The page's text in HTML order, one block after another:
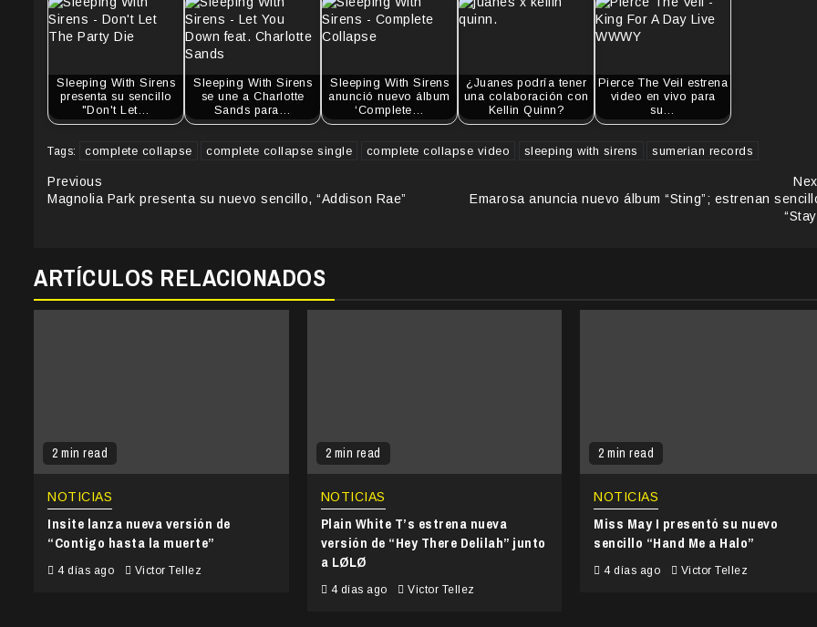
Sleeping With Sirens
presenta su sencillo
"Don't Let…
Sleeping With Sirens
se une a Charlotte
Sands para…
Sleeping With Sirens
anunció nuevo álbum
‘Complete…
¿Juanes podría tener
una colaboración con
Kellin Quinn?
Pierce The Veil estrena
video en vivo para
su…
Tags: complete collapse complete collapse single complete collapse video sleeping with sirens sumerian records
Continue
Reading
Previous
Magnolia Park presenta su nuevo sencillo, “Addison Rae”
Emarosa anuncia nuevo álbum “Sting”; estrenan
ARTÍCULOS RELACIONADOS
2 min read
NOTICIAS
Insite lanza nueva versión de
“Contigo hasta la muerte”
4 días ago Victor Tellez
2 min read
NOTICIAS
Plain White T’s estrena nueva
versión de “Hey There Delilah” junto
a LØLØ
4 días ago Victor Tellez
2 min read
NOTICIAS
Miss May I presentó su nuevo
sencillo “Hand Me a Halo”
4 días ago Victor Tellez